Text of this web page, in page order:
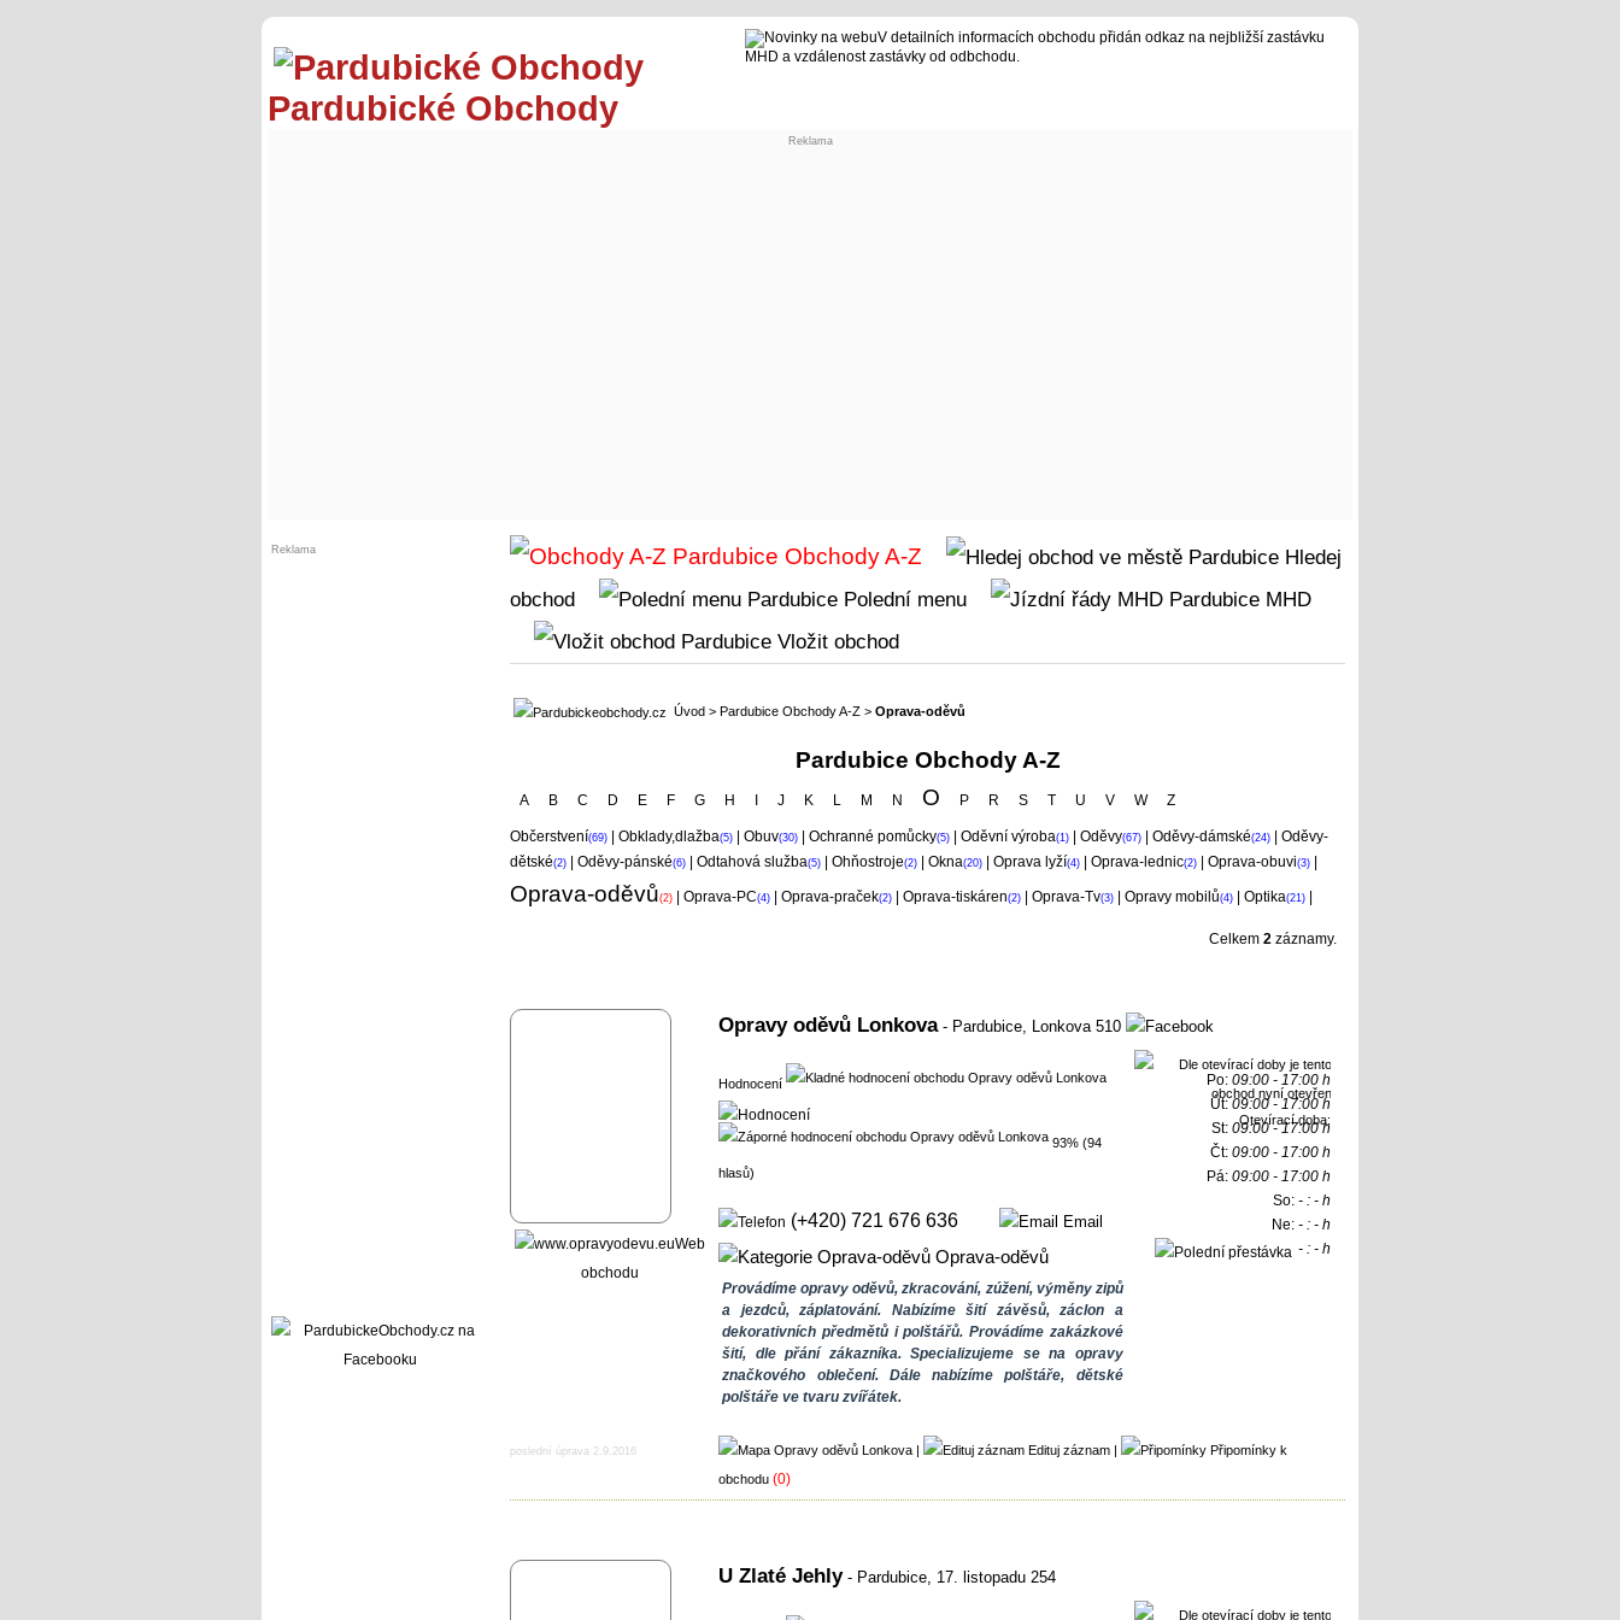
Pardubické Obchody
V detailních informacích obchodu přidán odkaz na nejbližší zastávku
MHD a vzdálenost zastávky od odbchodu.
Reklama
Reklama Obchody A-Z
Hledej
obchod
Polední menu
MHD
Vložit obchod
Úvod > Pardubice Obchody A-Z > Oprava-oděvů
Pardubice Obchody A-Z
A B C D E F G H J K L M N O P R S T U V W Z
Občerstvení(69) Obklady,dlažba(5) Obuv(30) Ochranné pomůcky(5) Oděvní výroba(1) Oděvy(67) Oděvy-dámské(24)
Oděvy-
dětské(2) Oděvy-pánské(6) Odtahová služba(5) Ohňostroje(2) Okna(20) Oprava lyží(4) Oprava-lednic(2) Oprava-obuvi(3)
Oprava-oděvů(2) Oprava-PC(4) Oprava-praček(2) Oprava-tiskáren(2) Oprava-Tv(3) Opravy mobilů(4) Optika(21)
Celkem 2 záznamy.
Web
obchodu
Opravy oděvů Lonkova- Pardubice, Lonkova 510
Hodnocení
93% (94
hlasů)
(+420) 721 676 636 Email
Oprava-oděvů
Provádíme opravy oděvů, zkracování, zúžení, výměny zipů
a jezdců, záplatování. Nabízíme šití závěsů, záclon a
dekorativních předmětů i polštářů. Provádíme zakázkové
šití, dle přání zákazníka. Specializujeme se na opravy
značkového oblečení. Dále nabízíme polštáře, dětské
polštáře ve tvaru zvířátek.
Otevírací doba:
Po: 09:00 - 17:00 h
Út: 09:00 - 17:00 h
St: 09:00 - 17:00 h
Čt: 09:00 - 17:00 h
Pá: 09:00 - 17:00 h
So: - : - h
Ne: - : - h
- : - h
poslední úprava 2.9.2016 Edituj záznam
Připomínky k
obchodu (0)
U Zlaté Jehly- Pardubice, 17. listopadu 254